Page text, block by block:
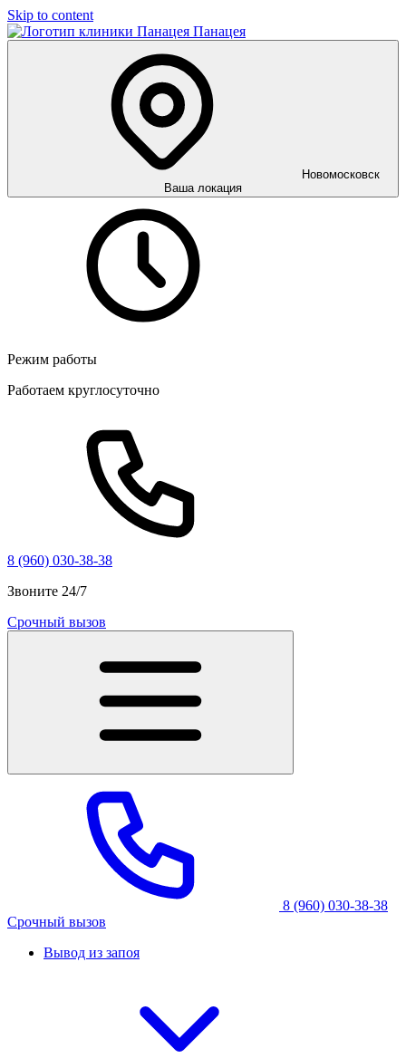
Skip to content
Панацея
Новомосковск
Ваша локация
Режим работы
Работаем круглосуточно
8 (960) 030-38-38
Звоните 24/7
Срочный вызов
8 (960) 030-38-38
Срочный вызов
Вывод из запоя